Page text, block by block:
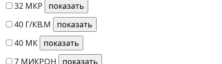
32 МКР
40 Г/КВ.М
40 МК
7 МИКРОН